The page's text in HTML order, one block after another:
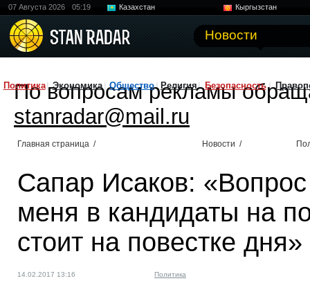
07 Августа 2026 05:19 Казахстан
Кыргызстан
Новости
Политика Экономика Общество Религия Безопасность
По вопросам рекламы
stanradar@mail.ru
Главная страница / Новости /
Сапар Исаков:
меня в кандидаты на
стоит на повестке дня»
14.02.2017 13:16 Политика